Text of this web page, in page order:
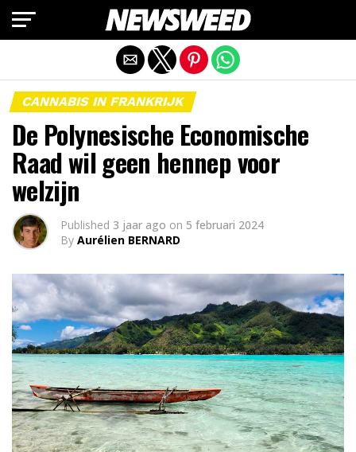
CANNABIS IN FRANKRIJK
De Polynesische Economische
Raad wil geen hennep voor
welzijn
Published 3 jaar ago on 5 februari 2024
By Aurélien BERNARD
Mobiele versie afsluiten